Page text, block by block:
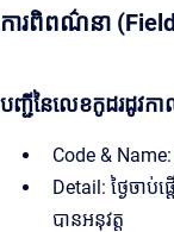
ការពិពណ៌នា
បញ្ជីនៃលេខកូដរដូវក
Code &
Detail: ថ្ងៃចាប់
បានអនុវត្ត